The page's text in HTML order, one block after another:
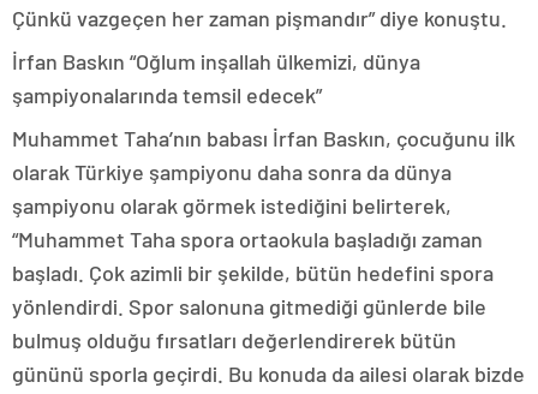
Çünkü vazgeçen her zaman pişmandır” diye konuştu.
İrfan Baskın “Oğlum inşallah ülkemizi, dünya
şampiyonalarında temsil edecek”
Muhammet Taha’nın babası İrfan Baskın, çocuğunu ilk
olarak Türkiye şampiyonu daha sonra da dünya
şampiyonu olarak görmek istediğini belirterek,
“Muhammet Taha spora ortaokula başladığı zaman
başladı. Çok azimli bir şekilde, bütün hedefini spora
yönlendirdi. Spor salonuna gitmediği günlerde bile
bulmuş olduğu fırsatları değerlendirerek bütün
gününü sporla geçirdi. Bu konuda da ailesi olarak bizde